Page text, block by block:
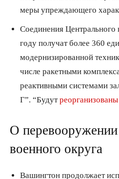
меры упреждающего
Соединения Центрального
году получат более 360
модернизированной
числе ракетными
реактивными системами
Г”. “Будутреорганизованы
О
военного округа
Вашингтон продолжает